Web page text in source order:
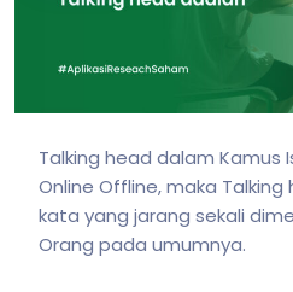
Talking head dalam Kamus
Online Offline, maka
kata yang jarang sekali
Orang pada umumnya.